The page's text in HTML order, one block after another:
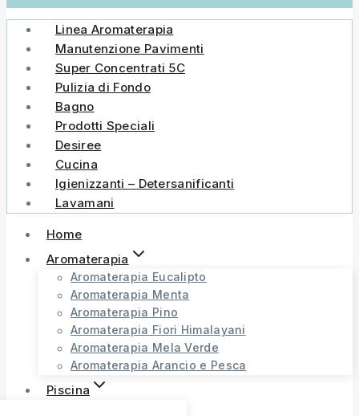
Linea Aromaterapia
Manutenzione Pavimenti
Super Concentrati 5C
Pulizia di Fondo
Bagno
Prodotti Speciali
Desiree
Cucina
Igienizzanti – Detersanificanti
Lavamani
Home
Aromaterapia
Aromaterapia Eucalipto
Aromaterapia Menta
Aromaterapia Pino
Aromaterapia Fiori Himalayani
Aromaterapia Mela Verde
Aromaterapia Arancio e Pesca
Piscina